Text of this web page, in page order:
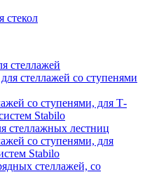
стекол
стеллажей
стеллажей со ступенями
со ступенями, для Т-
Stabilo
стеллажных лестниц
со ступенями, для
Stabilo
стеллажей, со